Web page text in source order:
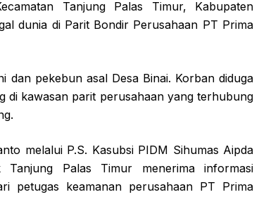
Tanjung Palas Timur, Kabupaten
dunia di Parit Bondir Perusahaan PT Prima
dan pekebun asal Desa Binai. Korban diduga
di kawasan parit perusahaan yang terhubung
melalui P.S. Kasubsi PIDM Sihumas Aipda
Palas Timur menerima informasi
petugas keamanan perusahaan PT Prima